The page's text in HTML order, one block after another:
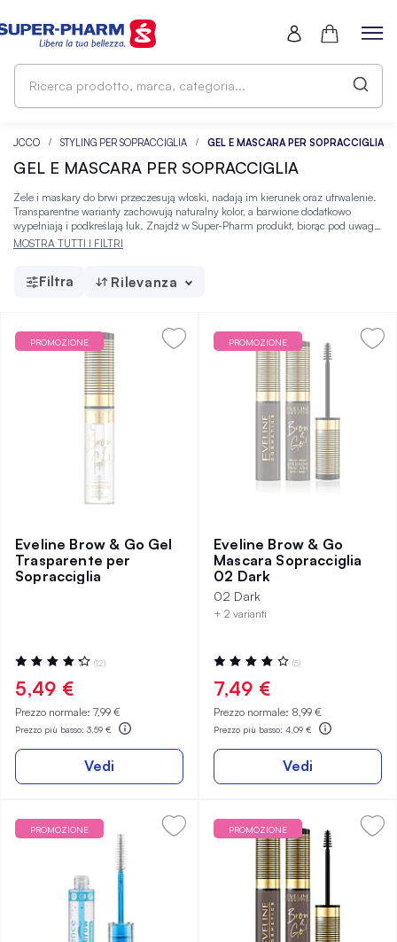
TRUCCO STYLING PER SOPRACCIGLIA GEL E MASCARA PER SOPRACCIGLIA
GEL E MASCARA PER SOPRACCIGLIA
Żele i maskary do brwi przeczesują włoski, nadają im kierunek oraz utrwalenie.
Transparentne warianty zachowują naturalny kolor, a barwione dodatkowo
wypełniają i podkreślają łuk. Znajdź w Super-Pharm produkt, biorąc pod uwagę
odcień, wykończenie i oczekiwany efekt.
MOSTRA TUTTI I FILTRI
Filtra Rilevanza
PROMOZIONE
Eveline Brow & Go Gel
Trasparente per
Sopracciglia
Valutazione:
87%
(12)
5,49 €
Prezzo normale: 7,99 €
Prezzo più basso: 3,59 €
Vedi
PROMOZIONE
Eveline Brow & Go
Mascara Sopracciglia
02 Dark
02 Dark
+ 2 varianti
Valutazione:
80%
(5)
7,49 €
Prezzo normale: 8,99 €
Prezzo più basso: 4,09 €
Vedi
PROMOZIONE PROMOZIONE